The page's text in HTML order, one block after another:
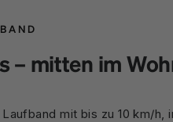
– mitten im
mit bis zu 10 km/h,